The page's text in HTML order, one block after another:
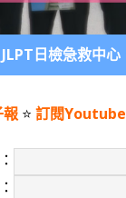
JLPT日檢急救中心
報⭐️ 訂閱Youtube